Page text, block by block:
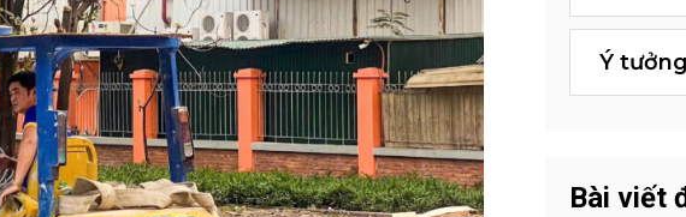
Ý
Bài viết